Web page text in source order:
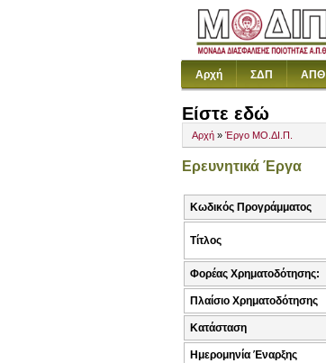
Αρχή ΣΔΠ ΑΠΘ
Είστε εδώ
Αρχή » Έργο ΜΟ.ΔΙ.Π.
Ερευνητικά Έργα
Κωδικός Προγράμματος
Τίτλος
Φορέας Χρηματοδότησης:
Πλαίσιο Χρηματοδότησης
Κατάσταση
Ημερομηνία Έναρξης